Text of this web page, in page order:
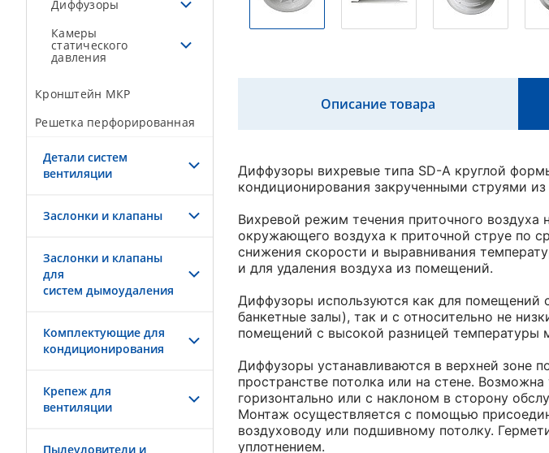
Диффузоры
Камеры
статического
давления
Кронштейн МКР
Решетка перфорированная
Детали систем
вентиляции
Заслонки и клапаны
Заслонки и клапаны
для
систем дымоудаления
Комплектующие для
кондиционирования
Крепеж для
вентиляции
Пылеуловители и
Описание товара
Диффузоры вихревые типа SD-A круглой
кондиционирования закрученными струями
Вихревой режим течения приточного воздуха
окружающего воздуха к приточной струе по
снижения скорости и выравнивания
и для удаления воздуха из помещений.
Диффузоры используются как для помещений
банкетные залы), так и с относительно не
помещений с высокой разницей
Диффузоры устанавливаются в верхней зоне
пространстве потолка или на стене.
горизонтально или с наклоном в сторону
Монтаж осуществляется с помощью
воздуховоду или подшивному потолку.
уплотнением.